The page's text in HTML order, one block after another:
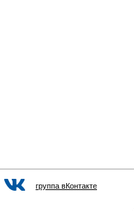
группа вКонтакте